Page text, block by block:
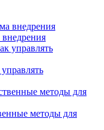
методы для